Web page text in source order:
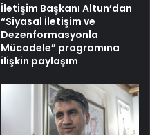
İletişim Başkanı Altun’dan
“Siyasal İletişim ve
Dezenformasyonla
Mücadele” programına
ilişkin paylaşım